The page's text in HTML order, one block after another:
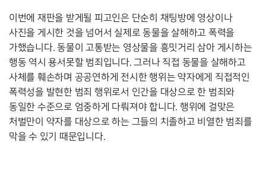
이번에 재판을 받게될 피고인은 단순히 채팅방에 영상이나
사진을 게시한 것을 넘어서 실제로 동물을 살해하고 폭력을
가했습니다. 동물이 고통받는 영상물을 흥밋거리 삼아 게시하는
행동 역시 용서못할 범죄입니다. 그러나 직접 동물을 살해하고
사체를 훼손하며 공공연하게 전시한 행위는 약자에게 직접적인
폭력성을 발현한 범죄 행위로서 인간을 대상으로 한 범죄와
동일한 수준으로 엄중하게 다뤄져야 합니 다. 행위에 걸맞은
처벌만이 약자를 대상으로 하는 그들의 치졸하고 비열한 범죄를
막을 수 있기 때문입니다.